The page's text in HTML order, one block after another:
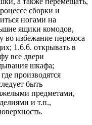
сборки и
ногами на
ящики комодов,
во избежание перекоса
1.6.6. открывать в
все двери
шкафа;
производятся
быть
предметами,
и т.п.,